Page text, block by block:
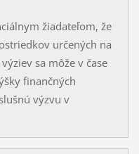
žiadateľom, že
určených na
sa môže v čase
finančných
výzvu v